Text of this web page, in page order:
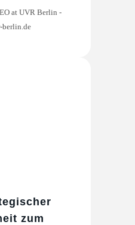
at UVR Berlin -
berlin.de
zum